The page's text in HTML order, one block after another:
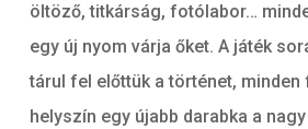
öltöző, titkárság, fotólabor…
egy új nyom várja őket. A játék
tárul fel előttük a történet,
helyszín egy újabb darabka a